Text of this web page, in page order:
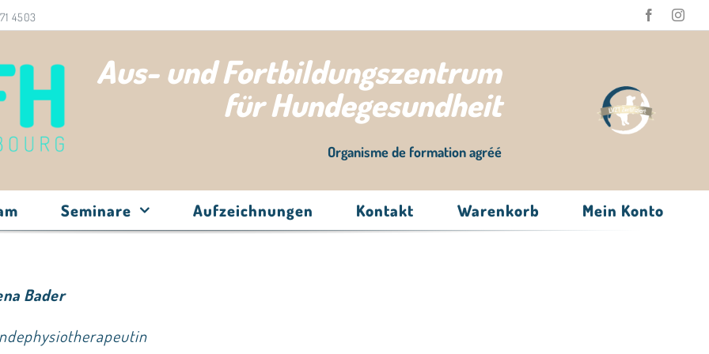
4503
Aus- und Fortbildungszentrum
für Hundegesundheit
Organisme de formation agréé
Seminare Aufzeichnungen Kontakt Warenkorb Mein Konto
Bader